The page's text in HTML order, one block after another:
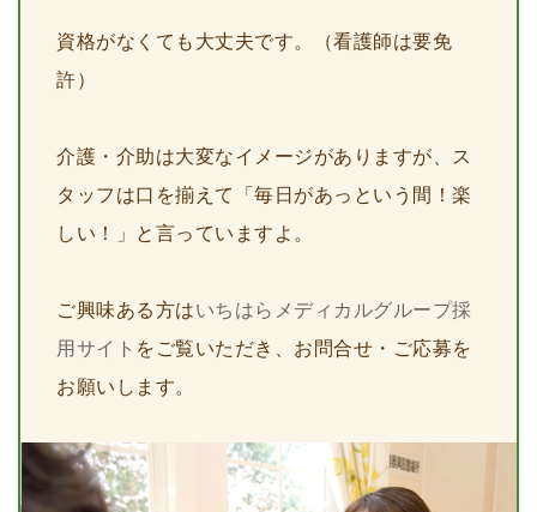
資格がなくても大丈夫です。（看護師は要免
許）
介護・介助は大変なイメージがありますが、ス
タッフは口を揃えて「毎日があっという間！楽
しい！」と言っていますよ。
ご興味ある方はいちはらメディカルグループ採
用サイト をご覧いただき、お問合せ・ご応募を
お願いします。